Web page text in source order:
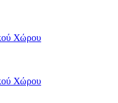
Χώρου
Χώρου